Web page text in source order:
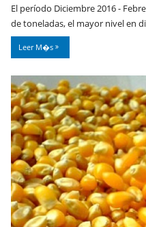
El período Diciembre 2016 -
de toneladas, el mayor nivel en
Leer M�s